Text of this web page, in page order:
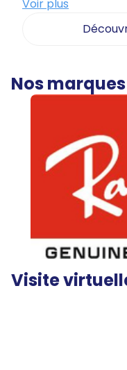
Voir plus
Nos
Visite